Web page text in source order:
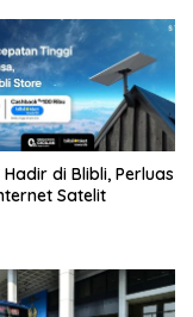
di Blibli, Perluas
Satelit